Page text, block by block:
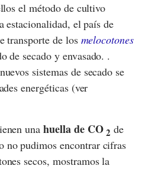
el método de cultivo
estacionalidad, el país de
transporte de los melocotones
de secado y envasado. .
sistemas de secado se
energéticas (ver
unahuella de CO2 de
no pudimos encontrar cifras
secos, mostramos la